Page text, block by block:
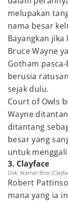
melupakan
nama besar
Bayangkan
Bruce Wayne
Gotham
berusia
sejak dulu.
Court of Owls
Wayne
ditantang
besar yang
untuk
3. Clayface
Dok. Warner Bros
Robert
mana yang ia